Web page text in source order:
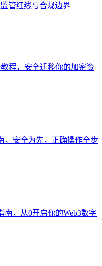
管红线与合规边界
程，安全迁移你的加密资
，安全为先，正确操作全步
南，从0开启你的Web3数字